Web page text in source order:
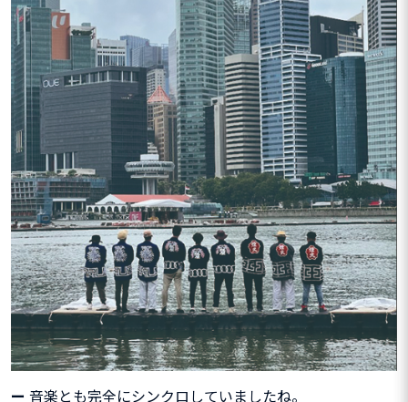
ー 音楽とも完全にシンクロしていましたね。